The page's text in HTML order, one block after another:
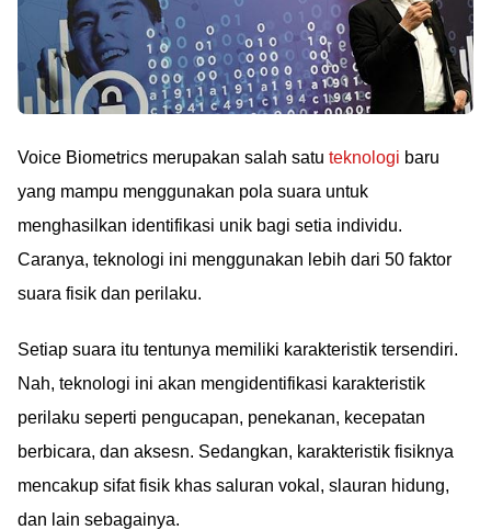
Voice Biometrics merupakan salah satu teknologi baru
yang mampu menggunakan pola suara untuk
menghasilkan identifikasi unik bagi setia individu.
Caranya, teknologi ini menggunakan lebih dari 50 faktor
suara fisik dan perilaku.
Setiap suara itu tentunya memiliki karakteristik tersendiri.
Nah, teknologi ini akan mengidentifikasi karakteristik
perilaku seperti pengucapan, penekanan, kecepatan
berbicara, dan aksesn. Sedangkan, karakteristik fisiknya
mencakup sifat fisik khas saluran vokal, slauran hidung,
dan lain sebagainya.